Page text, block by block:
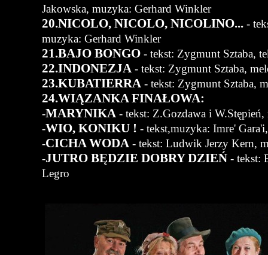
Jakowska, muzyka: Gerhard Winkler
20.NICOLO, NICOLO, NICOLINO... -
muzyka: Gerhard Winkler
21.BAJO BONGO - tekst: Zygmunt Sztaba,
22.INDONEZJA - tekst: Zygmunt Sztaba,
23.KUBATIERRA - tekst: Zygmunt Sztaba,
24.WIĄZANKA FINAŁOWA:
-MARYNIKA - tekst: Z.Gozdawa i
-WIO, KONIKU ! - tekst,muzyka: Imre'
-CICHA WODA - tekst: Ludwik Jerzy Kern,
-JUTRO BĘDZIE DOBRY DZIEŃ - tekst:
Legro